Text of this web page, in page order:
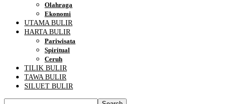
Olahraga
Ekonomi
UTAMA BULIR
HARTA BULIR
Pariwisata
Spiritual
Ceruh
TILIK BULIR
TAWA BULIR
SILUET BULIR